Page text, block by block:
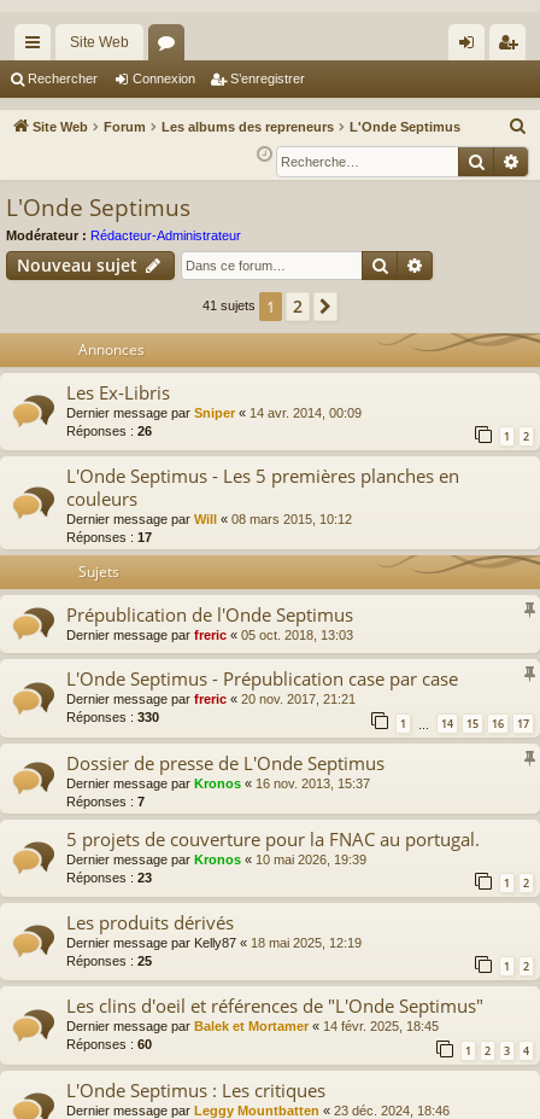
cc
ès
Site Web
or
u ne
xi
nr
eg
Rechercher Connexion S’enregistrer
Site Web Forum Les albums des repreneurs L'Onde Septimus
e
c
e
r
L'Onde Septimus
Modérateur : Rédacteur-Administrateur
Nouveau sujet Rechercher
41 sujets 1 2
Annonces
Les Ex-Libris
Dernier message par Sniper« 14 avr. 2014, 00:09
Réponses : 26 1 2
L'Onde Septimus - Les 5 premières planches en
couleurs
Dernier message par Will « 08 mars 2015, 10:12
Réponses : 17
Sujets
Prépublication de l'Onde Septimus
Dernier message par freric « 05 oct. 2018, 13:03
L'Onde Septimus - Prépublication case par case
Dernier message par freric « 20 nov. 2017, 21:21
Réponses : 330 1 14 15 16 17
Dossier de presse de L'Onde Septimus
Dernier message par Kronos « 16 nov. 2013, 15:37
Réponses : 7
5 projets de couverture pour la FNAC au portugal.
Dernier message par Kronos « 10 mai 2026, 19:39
Réponses : 23 1 2
Les produits dérivés
Dernier message par Kelly87 « 18 mai 2025, 12:19
Réponses : 25 1 2
Les clins d'oeil et références de "L'Onde Septimus"
Dernier message par Balek et Mortamer« 14 févr. 2025, 18:45
Réponses : 60 1 2 3 4
L'Onde Septimus : Les critiques
Dernier message par Leggy Mountbatten « 23 déc. 2024, 18:46